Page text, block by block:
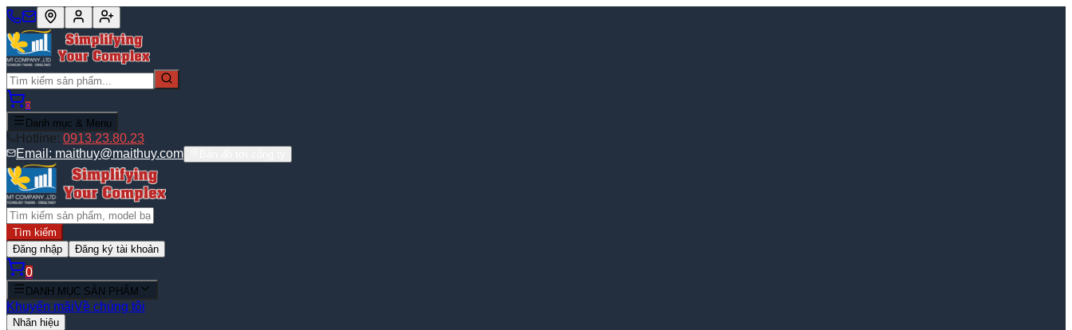
0
Danh mục & Menu
Hotline: 0913.23.80.23
Email: maithuy@maithuy.com
Tìm kiếm
Đăng nhập
Đăng ký tài khoản
0
DANH MỤC SẢN PHẨM
Khuyến mãiVề chúng tôi
Nhãn hiệu